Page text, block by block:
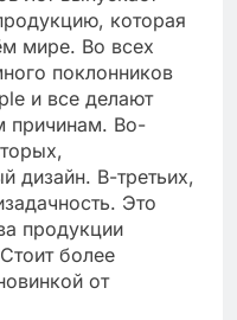
которая
мире. Во всех
поклонников
и все делают
причинам. Во-
дизайн. В-третьих,
Это
продукции
более
от